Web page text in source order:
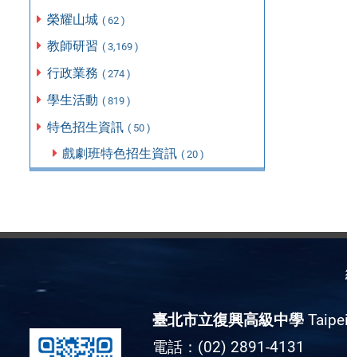
榮耀山城 ( 62 )
教師研習 ( 3,169 )
行政業務 ( 274 )
學生活動 ( 819 )
特色招生資訊 ( 50 )
戲劇班特色招生資訊 ( 20 )
臺北市立復興高級中學
電話：(02) 2891-4131